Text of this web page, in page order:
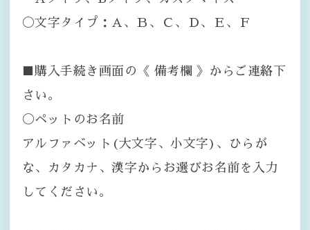
〇文字タイプ：A、Ｂ、Ｃ、Ｄ、Ｅ、Ｆ
■購入手続き画面の《 備考欄 》からご連絡下
さい。
〇ペットのお名前
アルファベット(大文字、小文字)、ひらが
な、カタカナ、漢字からお選びお名前を入力
してください。